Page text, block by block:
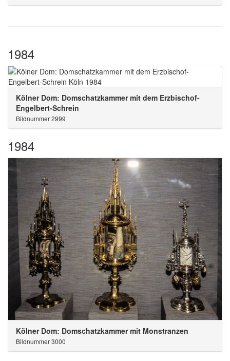
1984
Kölner Dom: Domschatzkammer mit dem Erzbischof-
Engelbert-Schrein
Bildnummer 2999
1984
Kölner Dom: Domschatzkammer mit Monstranzen
Bildnummer 3000